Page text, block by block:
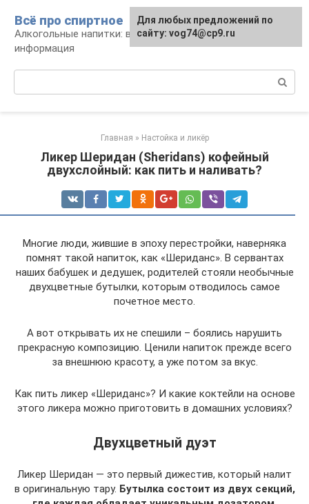
контенту
Всё про спиртное
Алкогольные напитки: виды, рецепты,
информация
Главная » Настойка и ликёр
Ликер Шеридан (Sheridans) кофейный
двухслойный: как пить и наливать?
Многие люди, жившие в эпоху перестройки, наверняка
помнят такой напиток, как «Шериданс». В сервантах
наших бабушек и дедушек, родителей стояли необычные
двухцветные бутылки, которым отводилось самое
почетное место.
А вот открывать их не спешили – боялись нарушить
прекрасную композицию. Ценили напиток прежде всего
за внешнюю красоту, а уже потом за вкус.
Как пить ликер «Шериданс»? И какие коктейли на основе
этого ликера можно приготовить в домашних условиях?
Двухцветный дуэт
Ликер Шеридан — это первый дижестив, который налит
в оригинальную тару. Бутылка состоит из двух секций,
Для любых предложений по
сайту: vog74@cp9.ru